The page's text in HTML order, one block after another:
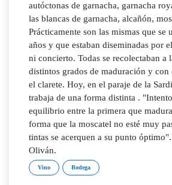
autóctonas de garnacha, garnacha
las blancas de garnacha, alcañón,
Prácticamente son las mismas que se
años y que estaban diseminadas por
ni concierto. Todas se recolectaban a
distintos grados de maduración y con
el clarete. Hoy, en el paraje de la
trabaja de una forma distinta .
equilibrio entre la primera que
forma que la moscatel no esté muy
tintas se acerquen a su punto
Oliván.
Vino Bodega